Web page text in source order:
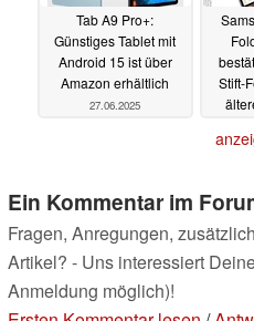
Tab A9 Pro+:
Günstiges Tablet mit
Android 15 ist über
Amazon erhältlich
27.06.2025
Stift-
Ein Kommentar im
Fragen, Anregungen,
Artikel? - Uns interessiert
Anmeldung möglich)!